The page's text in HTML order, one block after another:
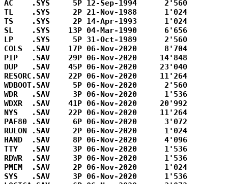
AC    .SYS     5P 12-Sep-1994      2'560
TL    .SYS     2P 21-Nov-1988      1'024
TS    .SYS     2P 14-Apr-1993      1'024
SL    .SYS    13P 04-Mar-1990      6'656
LP    .SYS     5P 31-Oct-1989      2'560
COLS  .SAV    17P 06-Nov-2020      8'704
PIP   .SAV    29P 06-Nov-2020     14'848
DUP   .SAV    45P 06-Nov-2020     23'040
RESORC.SAV    22P 06-Nov-2020     11'264
WDBOOT.SAV     5P 06-Nov-2020      2'560
WDR   .SAV     3P 06-Nov-2020      1'536
WDXR  .SAV    41P 06-Nov-2020     20'992
NYS   .SAV    22P 06-Nov-2020     11'264
PAF80 .SAV     6P 06-Nov-2020      3'072
RULON .SAV     2P 06-Nov-2020      1'024
HAND  .SAV     8P 06-Nov-2020      4'096
TTY   .SAV     3P 06-Nov-2020      1'536
RDWR  .SAV     3P 06-Nov-2020      1'536
PMEM  .SAV     2P 06-Nov-2020      1'024
SYS   .SAV     3P 06-Nov-2020      1'536